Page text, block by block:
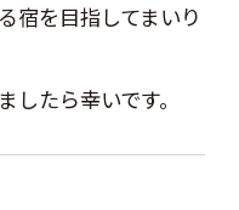
宿を目指してまいり
たら幸いです。